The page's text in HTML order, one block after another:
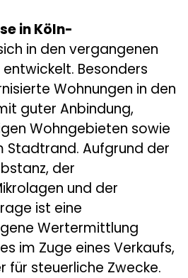
in Köln-
in den vergangenen
Besonders
Wohnungen in den
guter Anbindung,
Wohngebieten sowie
Stadtrand. Aufgrund der
der
und der
ist eine
Wertermittlung
im Zuge eines Verkaufs,
für steuerliche Zwecke.